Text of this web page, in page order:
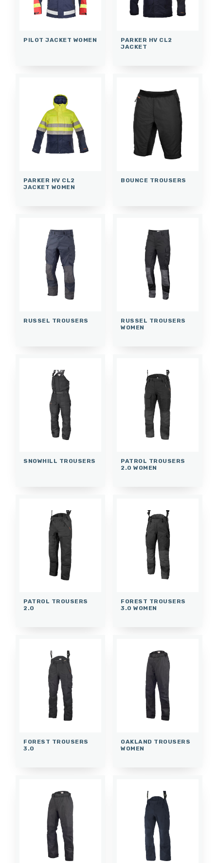
PILOT JACKET WOMEN
PARKER HV CL2
JACKET
PARKER HV CL2
JACKET WOMEN
BOUNCE TROUSERS
RUSSEL TROUSERS
RUSSEL TROUSERS
WOMEN
SNOWHILL TROUSERS
PATROL TROUSERS
2.0 WOMEN
PATROL TROUSERS
2.0
FOREST TROUSERS
3.0 WOMEN
FOREST TROUSERS
3.0
OAKLAND TROUSERS
WOMEN